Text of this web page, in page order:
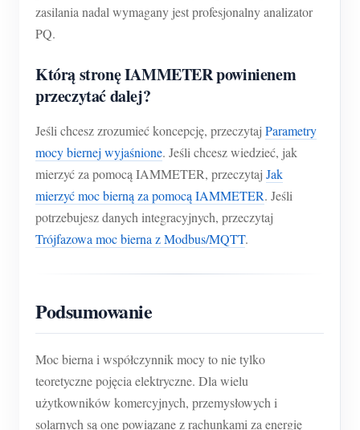
zasilania nadal wymagany jest profesjonalny analizator
PQ.
Którą stronę IAMMETER powinienem
przeczytać dalej?
Jeśli chcesz zrozumieć koncepcję, przeczytaj Parametry
mocy biernej wyjaśnione. Jeśli chcesz wiedzieć, jak
mierzyć za pomocą IAMMETER, przeczytaj Jak
mierzyć moc bierną za pomocą IAMMETER. Jeśli
potrzebujesz danych integracyjnych, przeczytaj
Trójfazowa moc bierna z Modbus/MQTT.
Podsumowanie
Moc bierna i współczynnik mocy to nie tylko
teoretyczne pojęcia elektryczne. Dla wielu
użytkowników komercyjnych, przemysłowych i
solarnych są one powiązane z rachunkami za energię